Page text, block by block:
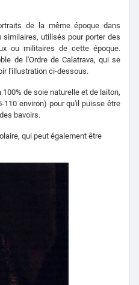
de la même époque dans
utilisés pour porter des
ou militaires de cette époque.
de l'Ordre de Calatrava, qui se
l'illustration ci-dessous.
de soie naturelle et de laiton,
environ) pour qu'il puisse être
bavoirs.
qui peut également être